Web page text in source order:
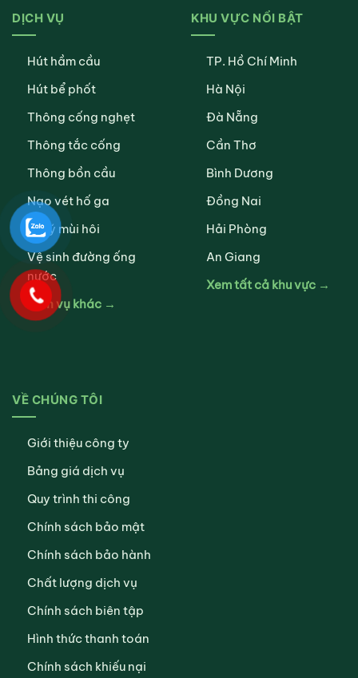
DỊCH VỤ
Hút hầm cầu
Hút bể phốt
Thông cống nghẹt
Thông tắc cống
Thông bồn cầu
Nạo vét hố ga
Xử lý mùi hôi
Vệ sinh đường ống
nước
Dịch vụ khác →
KHU VỰC NỔI BẬT
TP. Hồ Chí Minh
Hà Nội
Đà Nẵng
Cần Thơ
Bình Dương
Đồng Nai
Hải Phòng
An Giang
Xem tất cả khu vực →
VỀ CHÚNG TÔI
Giới thiệu công ty
Bảng giá dịch vụ
Quy trình thi công
Chính sách bảo mật
Chính sách bảo hành
Chất lượng dịch vụ
Chính sách biên tập
Hình thức thanh toán
Chính sách khiếu nại